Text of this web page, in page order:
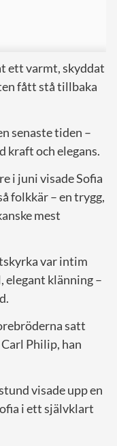
ett varmt, skyddat
fått stå tillbaka
senaste tiden –
kraft och elegans.
i juni visade Sofia
folkkär – en trygg,
mest
var intim
elegant klänning –
satt
Philip, han
visade upp en
i ett självklart